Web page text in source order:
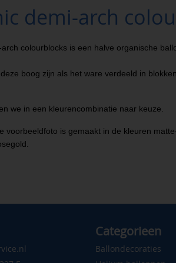
demi-arch
colourblocks is een halve organische
boog zijn als het ware verdeeld in
we in een kleurencombinatie naar keuze.
voorbeeldfoto is gemaakt in de kleuren
Categorieen
Ballondecoraties